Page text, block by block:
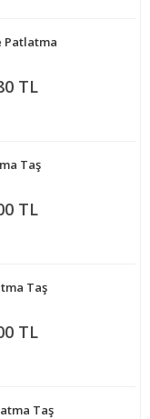
Patlatma
TL
Taş
TL
Taş
TL
Taş